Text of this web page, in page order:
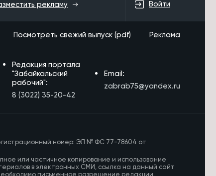
рекламу Войти
Посмотреть свежий выпуск (pdf) Реклама
Редакция портала
"Забайкальский
рабочий":
8 (3022) 35-20-42
Email:
zabrab75@yandex.ru
номер: ЭЛ № ФС 77-78604 от
или частичное копирование и использование
в электронных СМИ, ссылка на данный сайт
письменное разрешение редакции.